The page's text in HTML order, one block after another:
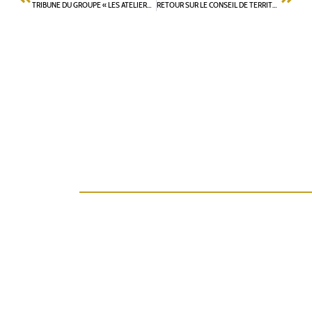
TRIBUNE DU GROUPE « LES ATELIERS FONTENAISIENS » : UN AN APRÈS LES MUNICIPALES DES PROMESSES À LA RÉALITÉ RETOUR SUR LE CONSEIL DE TERRITOIRE VALLÉE SUD GRAND PARIS DU 29 JUIN